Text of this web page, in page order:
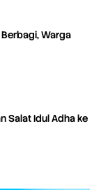
Warga
Salat Idul Adha ke